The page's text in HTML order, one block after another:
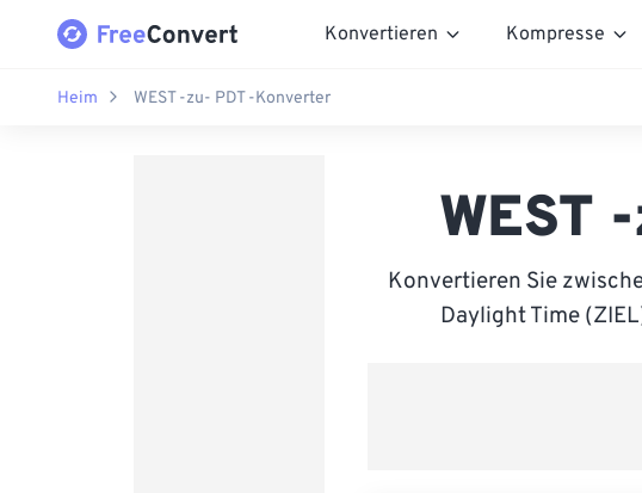
Konvertieren Kompresse
Heim WEST -zu- PDT -Konverter
WEST
Konvertieren Sie
Daylight Time